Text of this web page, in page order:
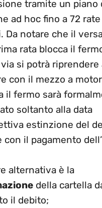
tramite un piano
ad hoc fino a 72 rate
Da notare che il
rata blocca il
si potrà riprendere
con il mezzo a
il fermo sarà
soltanto alla data
estinzione del
con il pagamento
alternativa è la
della cartella
il debito;